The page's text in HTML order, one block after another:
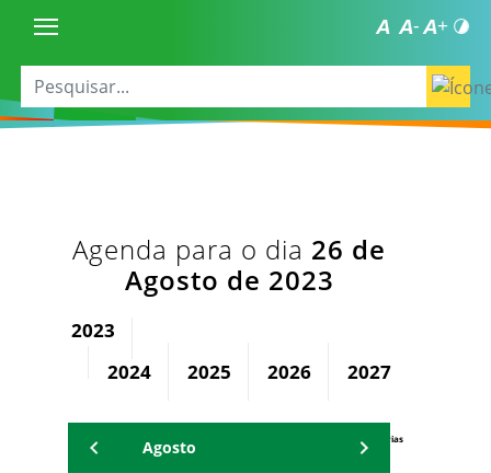
Agenda para o dia 26 de
Agosto de 2023
2023
2024
2025 2026 2027
Agenda Secretárias
Agosto